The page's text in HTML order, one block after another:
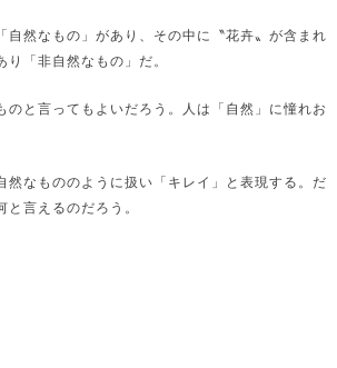
然なもの」があり、その中に〝花卉〟が含まれ
「非自然なもの」だ。
と言ってもよいだろう。人は「自然」に憧れお
なもののように扱い「キレイ」と表現する。だ
言えるのだろう。